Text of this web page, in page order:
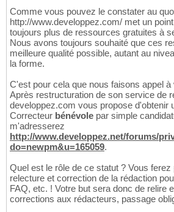
Comme vous pouvez le constater au
http://www.developpez.com/ met un
toujours plus de ressources gratuites à
Nous avons toujours souhaité que ces
meilleure qualité possible, autant au
la forme.
C'est pour cela que nous faisons appel
Après restructuration de son service de
developpez.com vous propose d'obtenir
Correcteur bénévole par simple
m'adresserez
http://www.developpez.net/forums/
do=newpm&u=165059.
Quel est le rôle de ce statut ? Vous ferez
relecture et correction de la rédaction
FAQ, etc. ! Votre but sera donc de relire
corrections aux rédacteurs, passage